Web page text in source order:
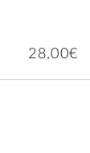
28,00€